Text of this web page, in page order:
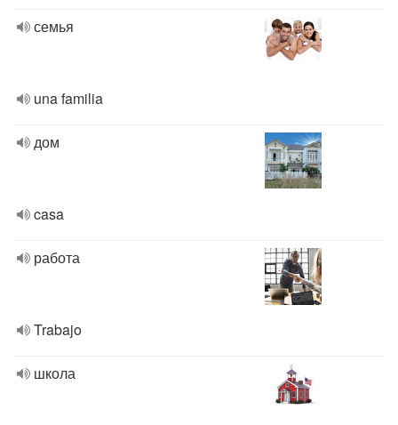
семья
una familia
дом
casa
работа
Trabajo
школа